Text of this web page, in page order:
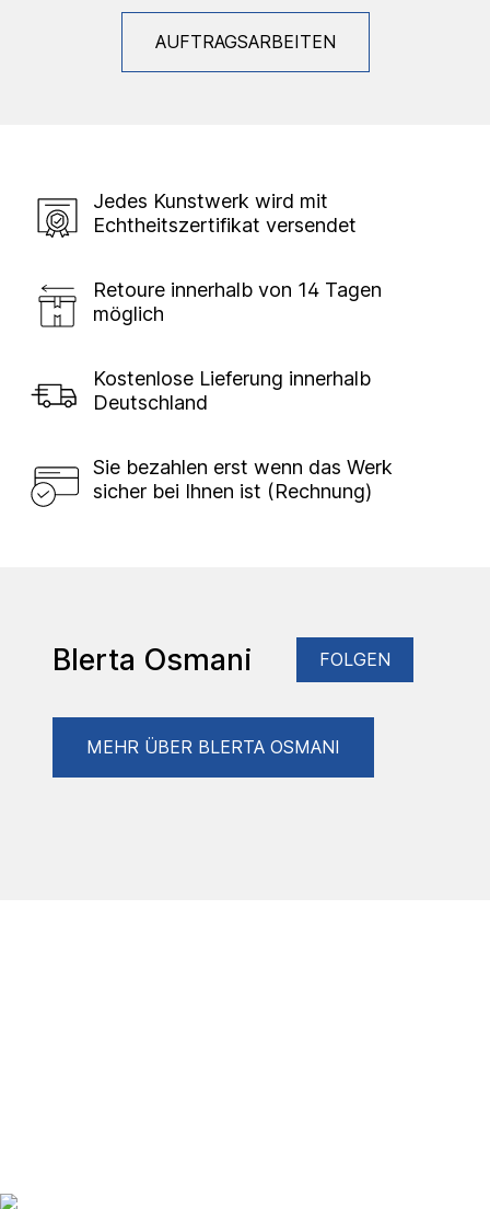
AUFTRAGSARBEITEN
Jedes Kunstwerk wird mit
Echtheitszertifikat versendet
Retoure innerhalb von 14 Tagen
möglich
Kostenlose Lieferung innerhalb
Deutschland
Sie bezahlen erst wenn das Werk
sicher bei Ihnen ist (Rechnung)
Blerta Osmani FOLGEN
MEHR ÜBER BLERTA OSMANI